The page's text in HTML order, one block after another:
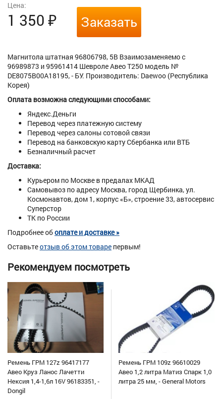
Цена:
1 350 ₽ Заказать
Магнитола штатная 96806798, 5B Взаимозаменяемо с
96989873 и 95961414 Шевроле Авео Т250 модель №
DE8075B00A18195, - БУ. Производитель: Daewoo (Республика
Корея)
Оплата возможна следующими способами:
Яндекс.Деньги
Перевод через платежную систему
Перевод через салоны сотовой связи
Перевод на банковскую карту Сбербанка или ВТБ
Безналичный расчет
Доставка:
Курьером по Москве в предалах МКАД
Самовывоз по адресу Москва, город Щербинка, ул.
Космонавтов, дом 1, корпус «Б», строение 33, автосервис
Суперстор
ТК по России
Подробнее обоплате и доставке »
Оставьтеотзыв об этом товаре первым!
Рекомендуем посмотреть
Ремень ГРМ 127z 96417177
Авео Круз Ланос Лачетти
Нексия 1,4-1,6л 16V 96183351, -
Dongil
Ремень ГРМ 109z 96610029
Авео 1,2 литра Матиз Спарк 1,0
литра 25 мм, - General Motors